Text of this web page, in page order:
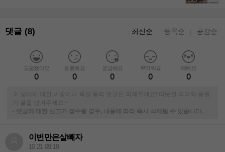
댓글 (8) 최신순 등록순 공감순
도움됐어요
0
응원해요
0
궁금해요
0
부러워요
0
예뻐요
0
※ 상대에 대한 비방이나 욕설 등의 댓글은 피해주세요! 따뜻한 격려와 응원
의 글을 남겨주세요~
-
댓글에 대한 신고가 접수될 경우, 내용에 따라 즉시 삭제될 수 있습니다.
이번만은살빼자
10.21 09:19